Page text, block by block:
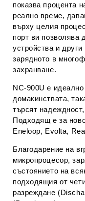
показва процента
реално време,
върху целия
порт ви позволява
устройства и
зарядното в
захранване.
NC-900U е идеално
домакинствата,
търсят
Подходящ е за
Eneloop, Evolta,
Благодарение на
микропроцесор,
състоянието на
подходящия от
разреждане